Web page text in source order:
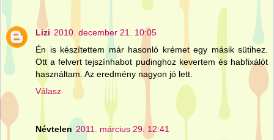
Lizi 2010. december 21. 10:05
Én is készítettem már hasonló krémet egy másik sütihez.
Ott a felvert tejszínhabot pudinghoz kevertem és habfixálót
használtam. Az eredmény nagyon jó lett.
Válasz
Névtelen 2011. március 29. 12:41